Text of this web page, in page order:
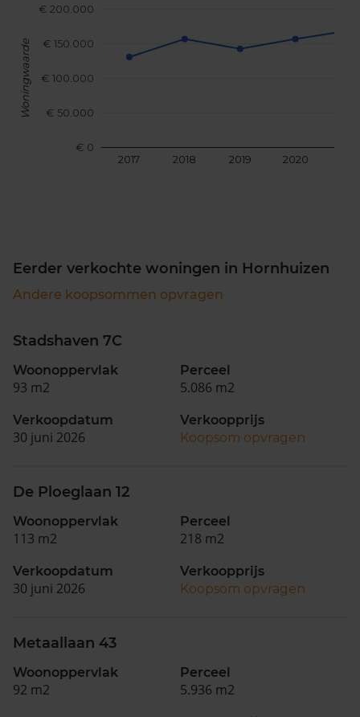
2017 2018 2019 2020
€ 0
€ 50.000
€ 100.000
€ 150.000
€ 200.000
Woningwaarde
Eerder verkochte woningen in Hornhuizen
Andere koopsommen opvragen
Stadshaven 7C
Woonoppervlak
93 m2
Perceel
5.086 m2
Verkoopdatum
30 juni 2026
Verkoopprijs
Koopsom opvragen
De Ploeglaan 12
Woonoppervlak
113 m2
Perceel
218 m2
Verkoopdatum
30 juni 2026
Verkoopprijs
Koopsom opvragen
Metaallaan 43
Woonoppervlak
92 m2
Perceel
5.936 m2